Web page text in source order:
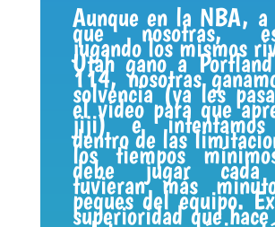
Aunque en la NBA, a
que nosotras,
jugando los mismos
Utah gano a
114, nosotras
solvencia (ya les
el vídeo para que
jiji) e intentamos
dentro de las
los tiempos
debe jugar cada
tuvieran más
peques del equipo.
superioridad que